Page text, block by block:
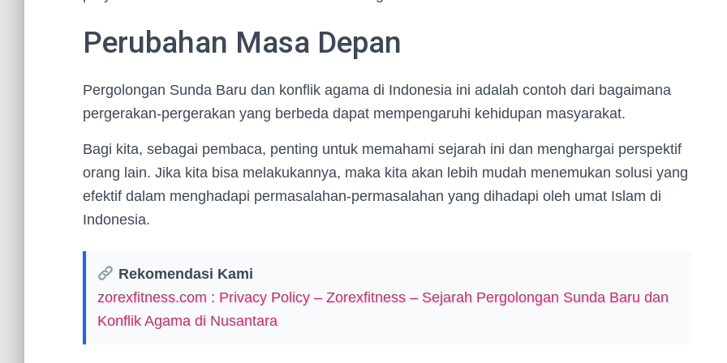
Perubahan Masa Depan
Pergolongan Sunda Baru dan konflik agama di Indonesia ini adalah contoh dari bagaimana
pergerakan-pergerakan yang berbeda dapat mempengaruhi kehidupan masyarakat.
Bagi kita, sebagai pembaca, penting untuk memahami sejarah ini dan menghargai perspektif
orang lain. Jika kita bisa melakukannya, maka kita akan lebih mudah menemukan solusi yang
efektif dalam menghadapi permasalahan-permasalahan yang dihadapi oleh umat Islam di
Indonesia.
Rekomendasi Kami
zorexfitness.com : Privacy Policy – Zorexfitness – Sejarah Pergolongan Sunda Baru dan
Konflik Agama di Nusantara